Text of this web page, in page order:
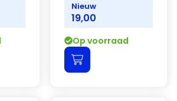
Nieuw
19,00
Op voorraad